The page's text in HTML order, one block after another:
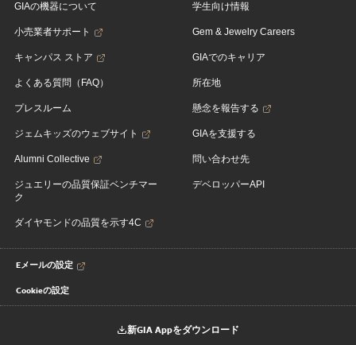
GIAの機器について
小売業者サポート
キャンパス ストア
よくある質問（FAQ）
プレスルーム
ジェムキッズのウェブサイト
Alumni Collective
ジュエリーの品質保証ベンチマー
ク
ダイヤモンドの品質を示す4C
学生向け情報
Gem & Jewelry Careers
GIAでのキャリア
所在地
懸念を報告する
GIAを支援する
問い合わせ先
デベロッパーAPI
Eメールの設定
Cookieの設定
新GIA Appをダウンロード